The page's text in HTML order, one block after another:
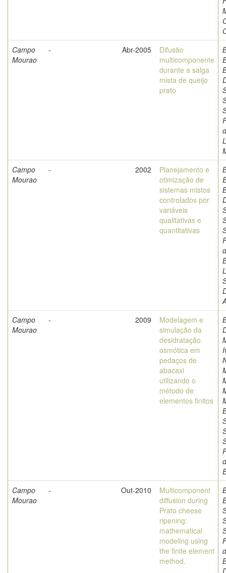
Campo
Mourao
- Abr-2005
Difusão
multicomponente
durante a salga
mista de queijo
prato
Campo
Mourao
- 2002
Planejamento e
otimização de
sistemas mistos
controlados por
variáveis
qualitativas e
quantitativas
Campo
Mourao
- 2009
Modelagem e
simulação da
desidratação
osmótica em
pedaços de
abacaxi
utilizando o
método de
elementos finitos
Campo
Mourao
- Out-2010
Multicomponent
diffusion during
Prato cheese
ripening:
mathematical
modeling using
the finite element
method.